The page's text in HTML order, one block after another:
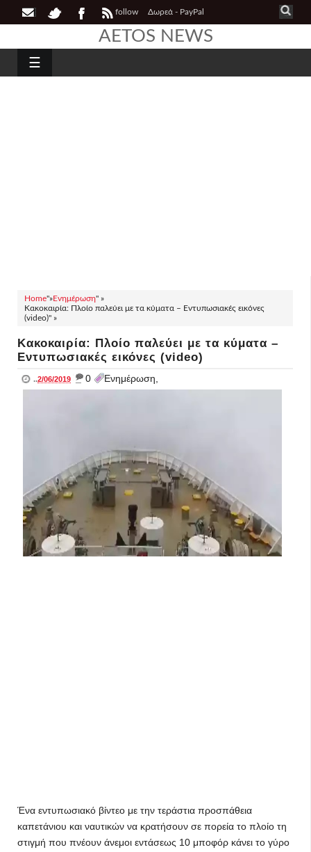
follow Δωρεά - PayPal
AETOS NEWS
☰
Home"»Ενημέρωση" »
Κακοκαιρία: Πλοίο παλεύει με τα κύματα – Εντυπωσιακές εικόνες
(video)" »
Κακοκαιρία: Πλοίο παλεύει με τα κύματα –
Εντυπωσιακές εικόνες (video)
..2/06/2019 _ 0 Ενημέρωση,
Ένα εντυπωσιακό βίντεο με την τεράστια προσπάθεια
καπετάνιου και ναυτικών να κρατήσουν σε πορεία το πλοίο τη
στιγμή που πνέουν άνεμοι εντάσεως 10 μποφόρ κάνει το γύρο